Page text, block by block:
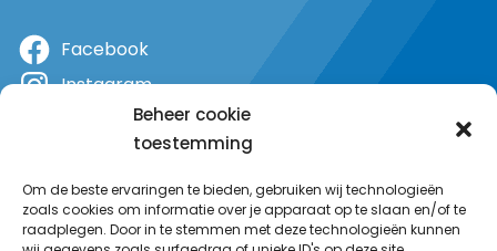
Beheer cookie
toestemming
Om de beste ervaringen te bieden, gebruiken wij technologieën
zoals cookies om informatie over je apparaat op te slaan en/of te
raadplegen. Door in te stemmen met deze technologieën kunnen
Facebook
Instagram
YouTube